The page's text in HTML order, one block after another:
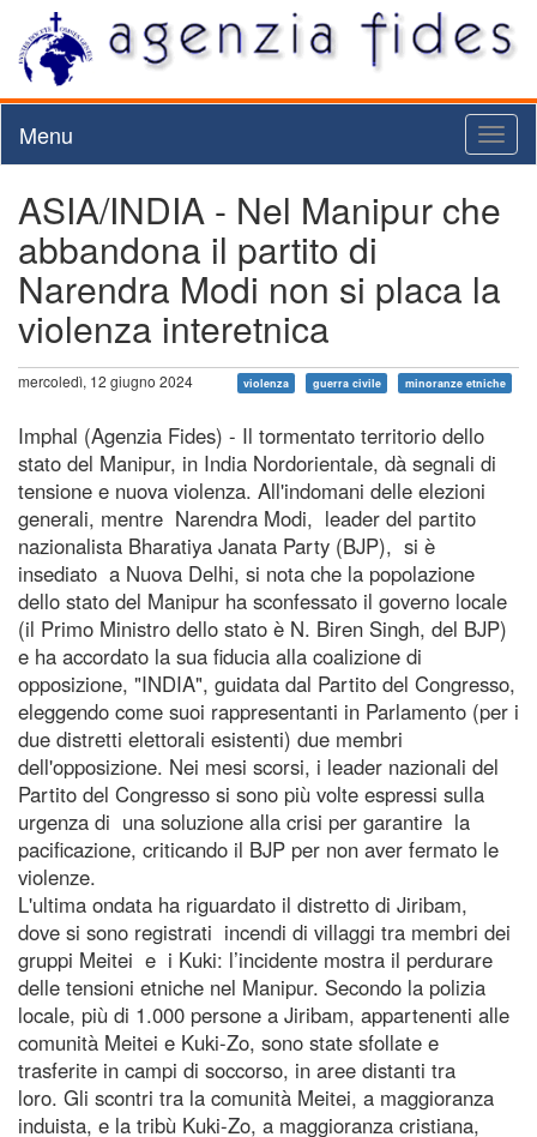
Menu
ASIA/INDIA - Nel Manipur che
abbandona il partito di
Narendra Modi non si placa la
violenza interetnica
mercoledì, 12 giugno 2024 violenza guerra civile minoranze etniche
Imphal (Agenzia Fides) - Il tormentato territorio dello
stato del Manipur, in India Nordorientale, dà segnali di
tensione e nuova violenza. All'indomani delle elezioni
generali, mentre Narendra Modi, leader del partito
nazionalista Bharatiya Janata Party (BJP), si è
insediato a Nuova Delhi, si nota che la popolazione
dello stato del Manipur ha sconfessato il governo locale
(il Primo Ministro dello stato è N. Biren Singh, del BJP)
e ha accordato la sua fiducia alla coalizione di
opposizione, "INDIA", guidata dal Partito del Congresso,
eleggendo come suoi rappresentanti in Parlamento (per i
due distretti elettorali esistenti) due membri
dell'opposizione. Nei mesi scorsi, i leader nazionali del
Partito del Congresso si sono più volte espressi sulla
urgenza di una soluzione alla crisi per garantire la
pacificazione, criticando il BJP per non aver fermato le
violenze.
L'ultima ondata ha riguardato il distretto di Jiribam,
dove si sono registrati incendi di villaggi tra membri dei
gruppi Meitei e i Kuki: l’incidente mostra il perdurare
delle tensioni etniche nel Manipur. Secondo la polizia
locale, più di 1.000 persone a Jiribam, appartenenti alle
comunità Meitei e Kuki-Zo, sono state sfollate e
trasferite in campi di soccorso, in aree distanti tra
loro. Gli scontri tra la comunità Meitei, a maggioranza
induista, e la tribù Kuki-Zo, a maggioranza cristiana,